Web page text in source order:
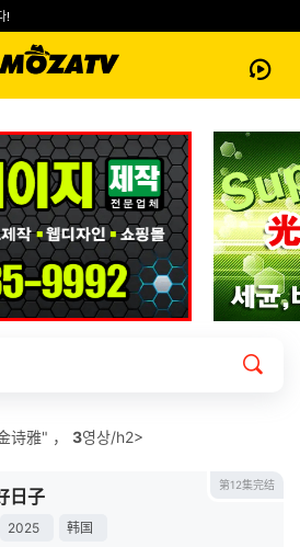
!
诗雅" ， 3영상/h2>
第12集完结
日子
2025
韩国